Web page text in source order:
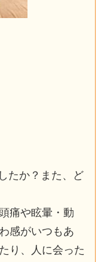
たか？また、ど
痛や眩暈・動
感がいつもあ
り、人に会った